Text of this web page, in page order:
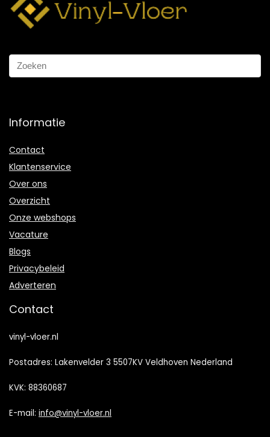
Informatie
Contact
Klantenservice
Over ons
Overzicht
Onze webshops
Vacature
Blogs
Privacybeleid
Adverteren
Contact
vinyl-vloer.nl
Postadres: Lakenvelder 3 5507KV Veldhoven Nederland
KVK: 88360687
E-mail: info@vinyl-vloer.nl